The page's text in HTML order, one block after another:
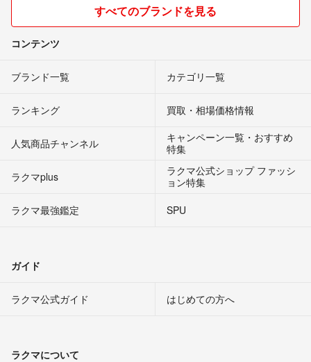
すべてのブランドを見る
コンテンツ
ブランド一覧 カテゴリ一覧
ランキング 買取・相場価格情報
人気商品チャンネル
キャンペーン一覧・おすすめ
特集
ラクマplus
ラクマ公式ショップ ファッシ
ョン特集
ラクマ最強鑑定
SPU
ガイド
ラクマ公式ガイド はじめての方へ
ラクマについて